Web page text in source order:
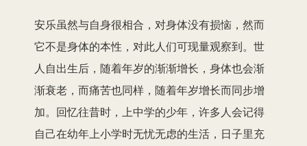
安乐虽然与自身很相合，对身体没有损恼，然而
它不是身体的本性，对此人们可现量观察到。世
人自出生后，随着年岁的渐渐增长，身体也会渐
渐衰老，而痛苦也同样，随着年岁增长而同步增
加。回忆往昔时，上中学的少年，许多人会记得
自己在幼年上小学时无忧无虑的生活，日子里充